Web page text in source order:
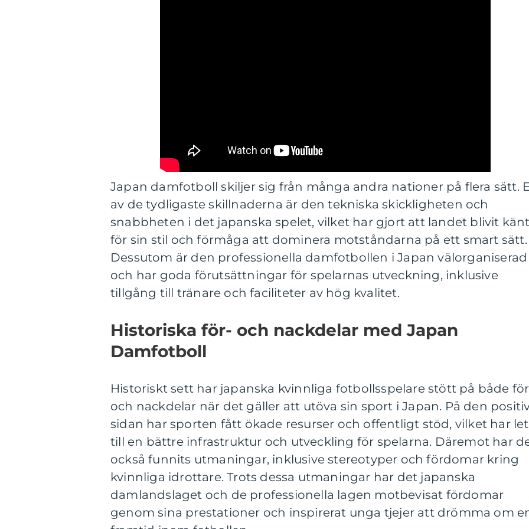
Japan damfotboll skiljer sig från många andra nationer på flera sätt.
av de tydligaste skillnaderna är den tekniska skickligheten och
snabbheten i det japanska spelet, vilket har gjort att landet blivit
för sin stil och förmåga att dominera motståndarna på ett smart sätt.
Dessutom är den professionella damfotbollen i Japan välorganiserad
och har goda förutsättningar för spelarnas utveckning, inklusive
tillgång till tränare och faciliteter av hög kvalitet.
Historiska för- och nackdelar med Japan
Damfotboll
Historiskt sett har japanska kvinnliga fotbollsspelare stött på både
och nackdelar när det gäller att utöva sin sport i Japan. På den
sidan har sporten fått ökade resurser och offentligt stöd, vilket har
till en bättre infrastruktur och utveckling för spelarna. Däremot har
också funnits utmaningar, inklusive stereotyper och fördomar kring
kvinnliga idrottare. Trots dessa utmaningar har det japanska
damlandslaget och de professionella lagen motbevisat fördomar
genom sina prestationer och inspirerat unga tjejer att drömma om